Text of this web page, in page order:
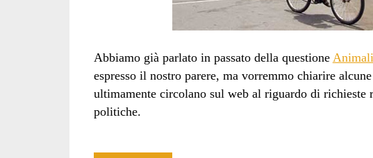
Abbiamo già parlato in passato della questione
espresso il nostro parere, ma vorremmo chiarire
ultimamente circolano sul web al riguardo di
politiche.